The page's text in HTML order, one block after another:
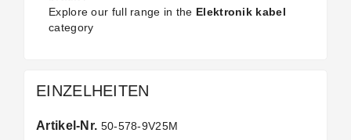
Explore our full range in the Elektronik kabel
category
EINZELHEITEN
Artikel-Nr. 50-578-9V25M